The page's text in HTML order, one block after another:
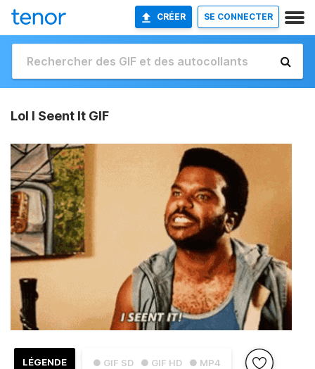
CRÉER SE CONNECTER
Lol I Seent It GIF
● GIF SD ● GIF HD ● MP4
LÉGENDE